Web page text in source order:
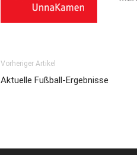
Vorheriger Artikel
Aktuelle Fußball-Ergebnisse